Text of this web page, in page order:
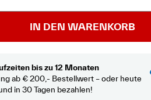
IN DEN WARENKORB
bis zu 12 Monaten
ab € 200,- Bestellwert – oder heute
in 30 Tagen bezahlen!